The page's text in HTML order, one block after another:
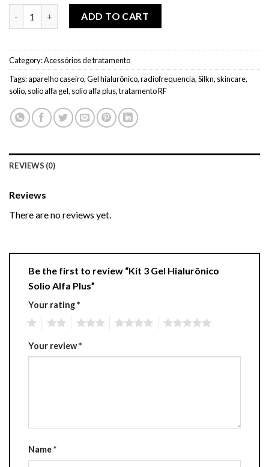
Kit 3 Gel Hialurônico Solio Alfa Plus quantity
ADD TO CART
Category:Acessórios de tratamento
Tags:aparelho caseiro,Gel hialurônico,radiofrequencia,Silkn, skincare,
solio, solio alfa gel, solio alfa plus,tratamento RF
REVIEWS (0)
Reviews
There are no reviews yet.
Be the first to review “Kit 3 Gel Hialurônico
Solio Alfa Plus”
Your rating*
Your review*
Name*